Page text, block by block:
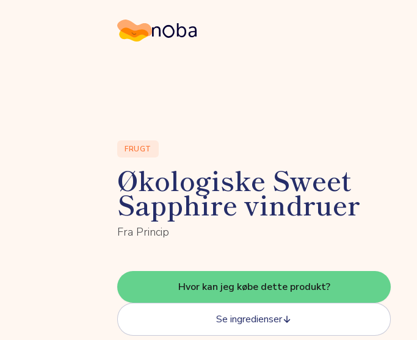
Noba
FRUGT
Økologiske Sweet
Sapphire vindruer
Fra Princip
Hvor kan jeg købe dette produkt?
Se ingredienser